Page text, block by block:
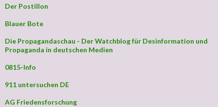
Der Postillon
Blauer Bote
Die Propagandaschau - Der Watchblog für Desinformation und
Propaganda in deutschen Medien
0815-Info
911 untersuchen DE
AG Friedensforschung